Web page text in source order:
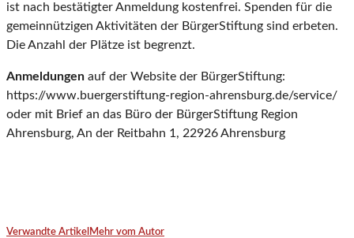
ist nach bestätigter Anmeldung kostenfrei. Spenden für die
gemeinnützigen Aktivitäten der BürgerStiftung sind erbeten.
Die Anzahl der Plätze ist begrenzt.
Anmeldungen auf der Website der BürgerStiftung:
https://www.buergerstiftung-region-ahrensburg.de/service/
oder mit Brief an das Büro der BürgerStiftung Region
Ahrensburg, An der Reitbahn 1, 22926 Ahrensburg
Verwandte Artikel Mehr vom Autor